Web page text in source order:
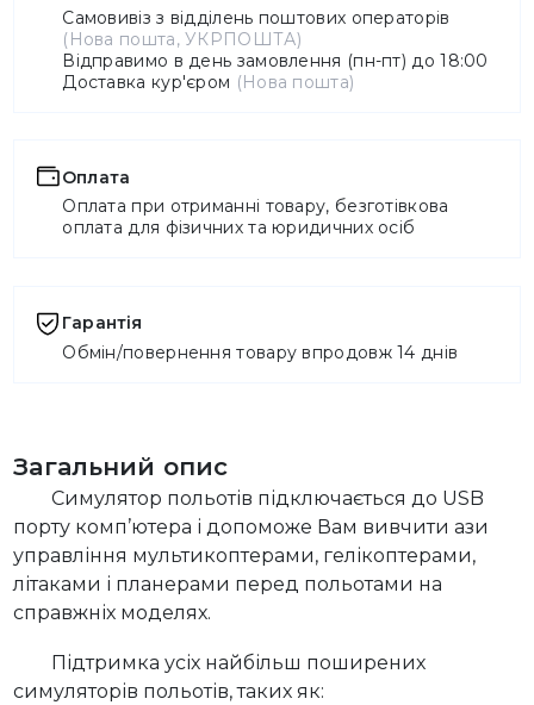
Самовивіз з відділень поштових операторів
(Нова пошта, УКРПОШТА)
Відправимо в день замовлення (пн-пт) до 18:00
Доставка кур'єром (Нова пошта)
Оплата
Оплата при отриманні товару, безготівкова
оплата для фізичних та юридичних осіб
Гарантія
Обмін/повернення товару впродовж 14 днів
Загальний опис
Симулятор польотів підключається до USB
порту комп’ютера і допоможе Вам вивчити ази
управління мультикоптерами, гелікоптерами,
літаками і планерами перед польотами на
справжніх моделях.
Підтримка усіх найбільш поширених
симуляторів польотів, таких як: